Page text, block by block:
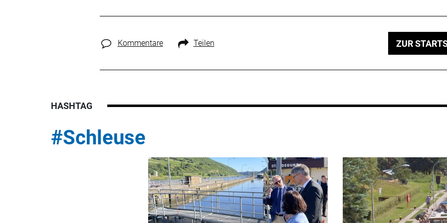
Kommentare Teilen ZUR
HASHTAG
#Schleuse